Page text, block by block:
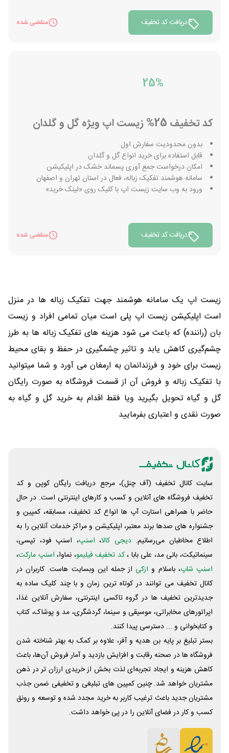
دریافت کد تخفیف منقضی شده
25%
کد تخفیف 25% زیست اپ ویژه گل و گلدان
بدون محدودیت سفارش اول
قابل استفاده برای خرید انواع گل و گلدان
امکان درخواست جمع آوری پسماند خشک در اپلیکیشن
سامانه هوشمند تفکیک زباله، فعال در استان تهران و اصفهان
ورود به وب سایت زیست‌ اپ با کلیک روی «لینک خرید»
دریافت کد تخفیف منقضی شده
زیست اپ یک سامانه هوشمند جهت تفکیک زباله ها در منزل
است اپلیکیشن زیست اپ پلی است میان تمامی افراد و زیست
بان (راننده) که باعث می شود هزینه های تفکیک زباله ها به طرز
چشم‌گیری کاهش یابد و تاثیر چشمگیری در حفظ و بقای محیط
زیست برای خود و فرزندانمان به ارمغان می آورد و شما میتوانید
با تفکیک زباله و فروش آن از قسمت فروشگاه به صورت رایگان
گل و گیاه تحویل بگیرید ویا فقط اقدام به خرید گل و گیاه به
صورت نقدی و اعتباری بفرمایید
سایت کانال تخفیف (آف چنل)، مرجع دریافت رایگان کوپن و کد
تخفیف فروشگاه های آنلاین و کسب و‌ کارهای اینترنتی است. در حال
حاضر با همراهی استارت آپ ها انواع کد تخفیف، مسابقه، کمپین و
جشنواره های صدها برند معتبر، اپلیکیشن و مراکز خدمات آنلاین را به
اطلاع مخاطبان می‌رسانیم. دیجی کالا، اسنپ، اسنپ فود، تپسی،
سینماتیکت، بانی مد، علی‌ بابا ،کد تخفیف فیلیمو، نماوا، اسنپ مارکت،
اسنپ شاپ، باسلام و ازکی از جمله این وبسایت ‌هاست. کاربران در
کانال تخفیف می توانند در کوتاه ترین زمان و با چند کلیک ساده به
جدیدترین تخفیف ها در گروه تاکسی اینترنتی، سفارش آنلاین غذا،
اپراتورهای مخابراتی، موسیقی و سینما، گردشگری، مد و پوشاک، کتاب
و کتابخوانی و ... دسترسی پیدا کنند.
بستر تبلیغ بر پایه بن هدیه و آفر، علاوه بر کمک به بهتر شناخته شدن
فروشگاه ها در صحنه رقابت و افزایش بازدید و آمار فروش آن‌ها، باعث
کاهش هزینه و ایجاد تجربه‌ای لذت بخش از خریدی ارزان تر در ذهن
مشتریان خواهد شد. چنین کمپین های تبلیغی و تخفیفی ضمن جذب
مشتریان جدید باعث ترغیب کاربر به خرید مجدد شده و توسعه و رونق
کسب و کار در فضای آنلاین را در پی خواهد داشت.